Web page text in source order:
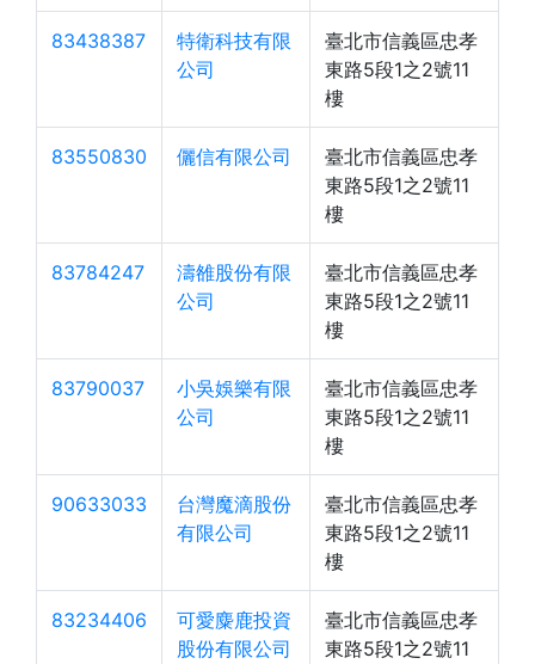
83438387
特衛科技有限
公司
臺北市信義區忠孝
東路5段1之2號11
樓
83550830 儷信有限公司
臺北市信義區忠孝
東路5段1之2號11
樓
83784247
濤雒股份有限
公司
臺北市信義區忠孝
東路5段1之2號11
樓
83790037
小吳娛樂有限
公司
臺北市信義區忠孝
東路5段1之2號11
樓
90633033
台灣魔滴股份
有限公司
臺北市信義區忠孝
東路5段1之2號11
樓
83234406
可愛麋鹿投資
股份有限公司
臺北市信義區忠孝
東路5段1之2號11